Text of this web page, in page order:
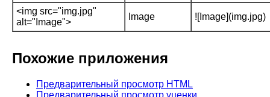
<img src="img.jpg"
alt="Image">
Image ![Image](img.jpg)
Похожие приложения
Предварительный просмотр HTML
Предварительный просмотр уценки